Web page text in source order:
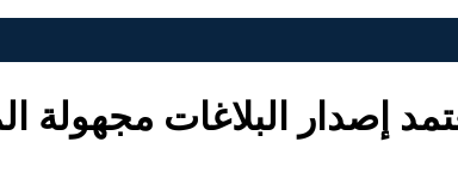
إصدار البلاغات